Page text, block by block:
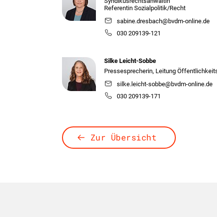
Referentin Sozialpolitik/Recht
sabine.dresbach@bvdm-online.de
030 209139-121
Silke Leicht-Sobbe
Pressesprecherin, Leitung
silke.leicht-sobbe@bvdm-online.de
030 209139-171
Zur Übersicht